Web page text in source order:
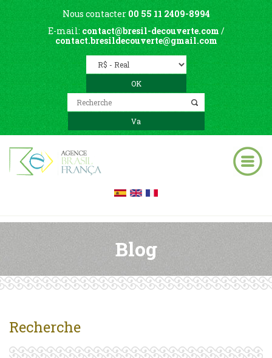
Nous contacter 00 55 11 2409-8994
E-mail: contact@bresil-decouverte.com /
contact.bresildecouverte@gmail.com
Blog
Recherche